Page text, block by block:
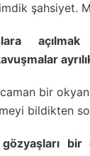
şahsiyet.
bir
bildikten